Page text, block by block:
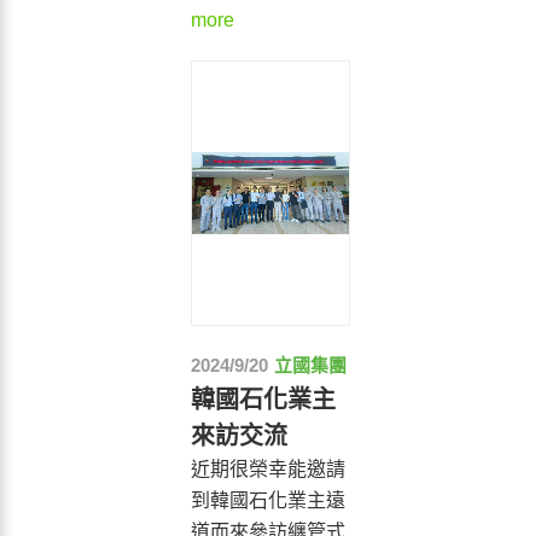
more
2024/9/20 立國集團
韓國石化業主
來訪交流
近期很榮幸能邀請
到韓國石化業主遠
道而來參訪纏管式